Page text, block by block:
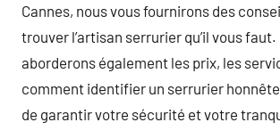
Cannes, nous vous fournirons des
trouver l’artisan serrurier qu’il vous faut.
aborderons également les prix, les
comment identifier un serrurier
de garantir votre sécurité et votre